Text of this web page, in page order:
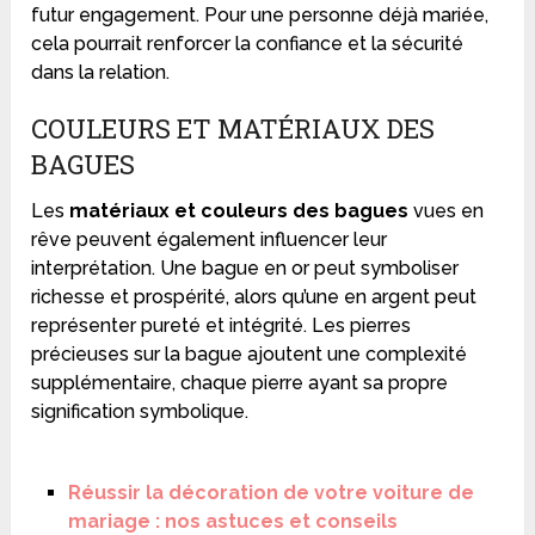
futur engagement. Pour une personne déjà mariée,
cela pourrait renforcer la confiance et la sécurité
dans la relation.
COULEURS ET MATÉRIAUX DES
BAGUES
Les matériaux et couleurs des bagues vues en
rêve peuvent également influencer leur
interprétation. Une bague en or peut symboliser
richesse et prospérité, alors qu’une en argent peut
représenter pureté et intégrité. Les pierres
précieuses sur la bague ajoutent une complexité
supplémentaire, chaque pierre ayant sa propre
signification symbolique.
Réussir la décoration de votre voiture de
mariage : nos astuces et conseils